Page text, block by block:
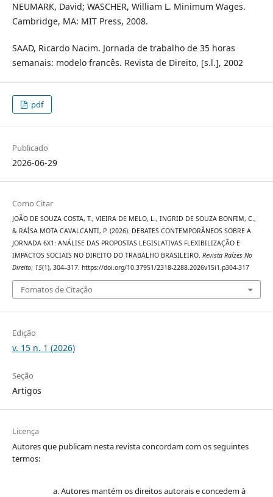
NEUMARK, David; WASCHER, William L. Minimum Wages.
Cambridge, MA: MIT Press, 2008.
SAAD, Ricardo Nacim. Jornada de trabalho de 35 horas
semanais: modelo francês. Revista de Direito, [s.l.], 2002
pdf
Publicado
2026-06-29
Como Citar
JOÃO DE SOUZA COSTA, T., VIEIRA DE MELO, L., INGRID DE SOUZA BONFIM, C.,
& RAÍSA MOTA CAVALCANTI, P. (2026). DEBATES CONTEMPORÂNEOS SOBRE A
JORNADA 6X1: ANÁLISE DAS PROPOSTAS LEGISLATIVAS FLEXIBILIZAÇÃO E
IMPACTOS SOCIAIS NO DIREITO DO TRABALHO BRASILEIRO. Revista Raízes No
Direito, 15(1), 304–317. https://doi.org/10.37951/2318-2288.2026v15i1.p304-317
Fomatos de Citação
Edição
v. 15 n. 1 (2026)
Seção
Artigos
Licença
Autores que publicam nesta revista concordam com os seguintes
termos:
Autores mantém os direitos autorais e concedem à